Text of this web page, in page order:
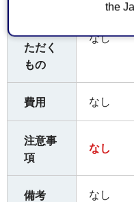
the
ただく
もの
なし
費用 なし
注意事
項
なし
備考 なし